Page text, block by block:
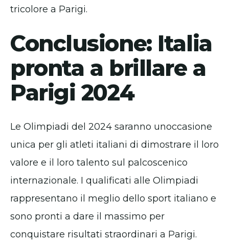
tricolore a Parigi.
Conclusione: Italia
pronta a brillare a
Parigi 2024
Le Olimpiadi del 2024 saranno unoccasione
unica per gli atleti italiani di dimostrare il loro
valore e il loro talento sul palcoscenico
internazionale. I qualificati alle Olimpiadi
rappresentano il meglio dello sport italiano e
sono pronti a dare il massimo per
conquistare risultati straordinari a Parigi.